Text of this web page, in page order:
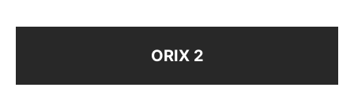
ORIX 2